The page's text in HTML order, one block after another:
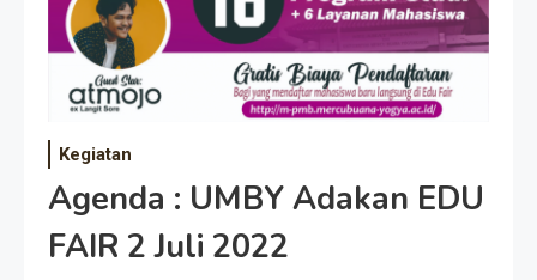
Kegiatan
Agenda : UMBY Adakan EDU
FAIR 2 Juli 2022